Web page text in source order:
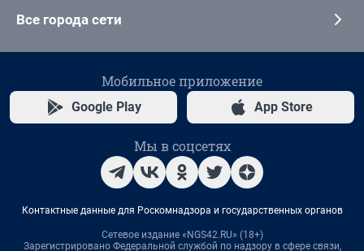
Все города сети
Мобильное приложение
Google Play App Store
Мы в соцсетях
Контактные данные для Роскомнадзора и государственных органов
Сетевое издание «NGS42.RU» (18+)
Зарегистрировано Федеральной службой по надзору в сфере связи,